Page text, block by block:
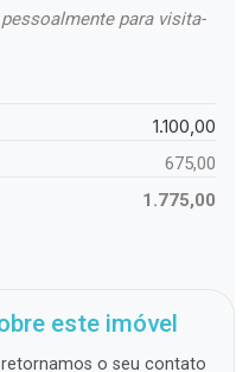
para visita-
1.100,00
675,00
1.775,00
este imóvel
o seu contato